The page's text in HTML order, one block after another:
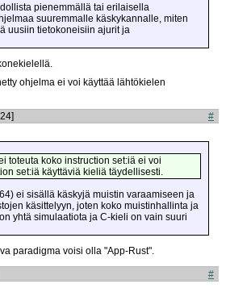
pienemmällä tai erilaisella
suuremmalle käskykannalle, miten
uusiin tietokoneisiin ajurit ja
ohjelma ei voi käyttää lähtökielen
#
toteuta koko instruction set:iä ei voi
set:iä käyttäviä kieliä täydellisesti.
ei sisällä käskyjä muistin varaamiseen ja
käsittelyyn, joten koko muistinhallinta ja
yhtä simulaatiota ja C-kieli on vain suuri
paradigma voisi olla "App-Rust".
#